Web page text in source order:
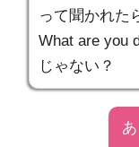
って聞かれた
What are you
じゃない？